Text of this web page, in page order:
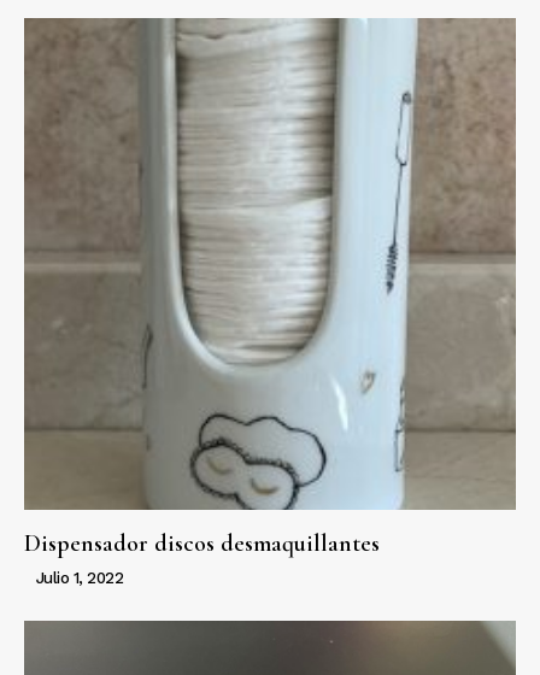
Dispensador discos desmaquillantes
Julio 1, 2022